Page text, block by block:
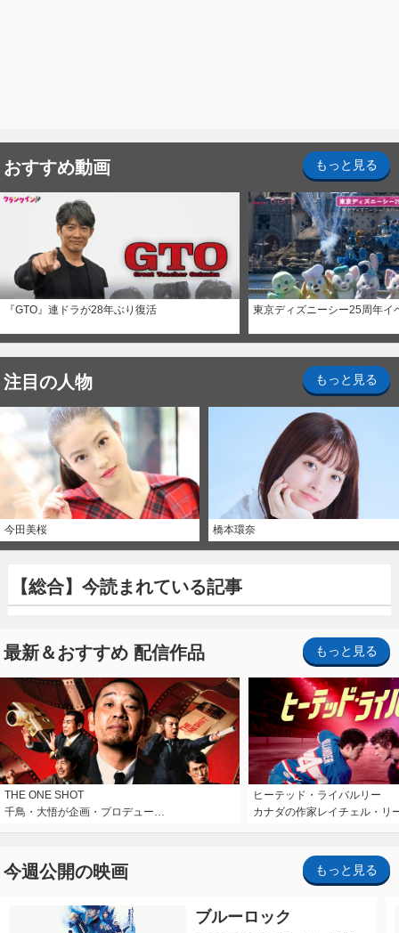
おすすめ動画 もっと見る
『GTO』連ドラが28年ぶり復活 東京ディズニーシー25周年イ
注目の人物 もっと見る
今田美桜 橋本環奈
【総合】今読まれている記事
最新＆おすすめ 配信作品 もっと見る
THE ONE SHOT
千鳥・大悟が企画・プロデュー…
ヒーテッド・ライバルリー
カナダの作家レイチェル・リ
今週公開の映画 もっと見る
ブルーロック